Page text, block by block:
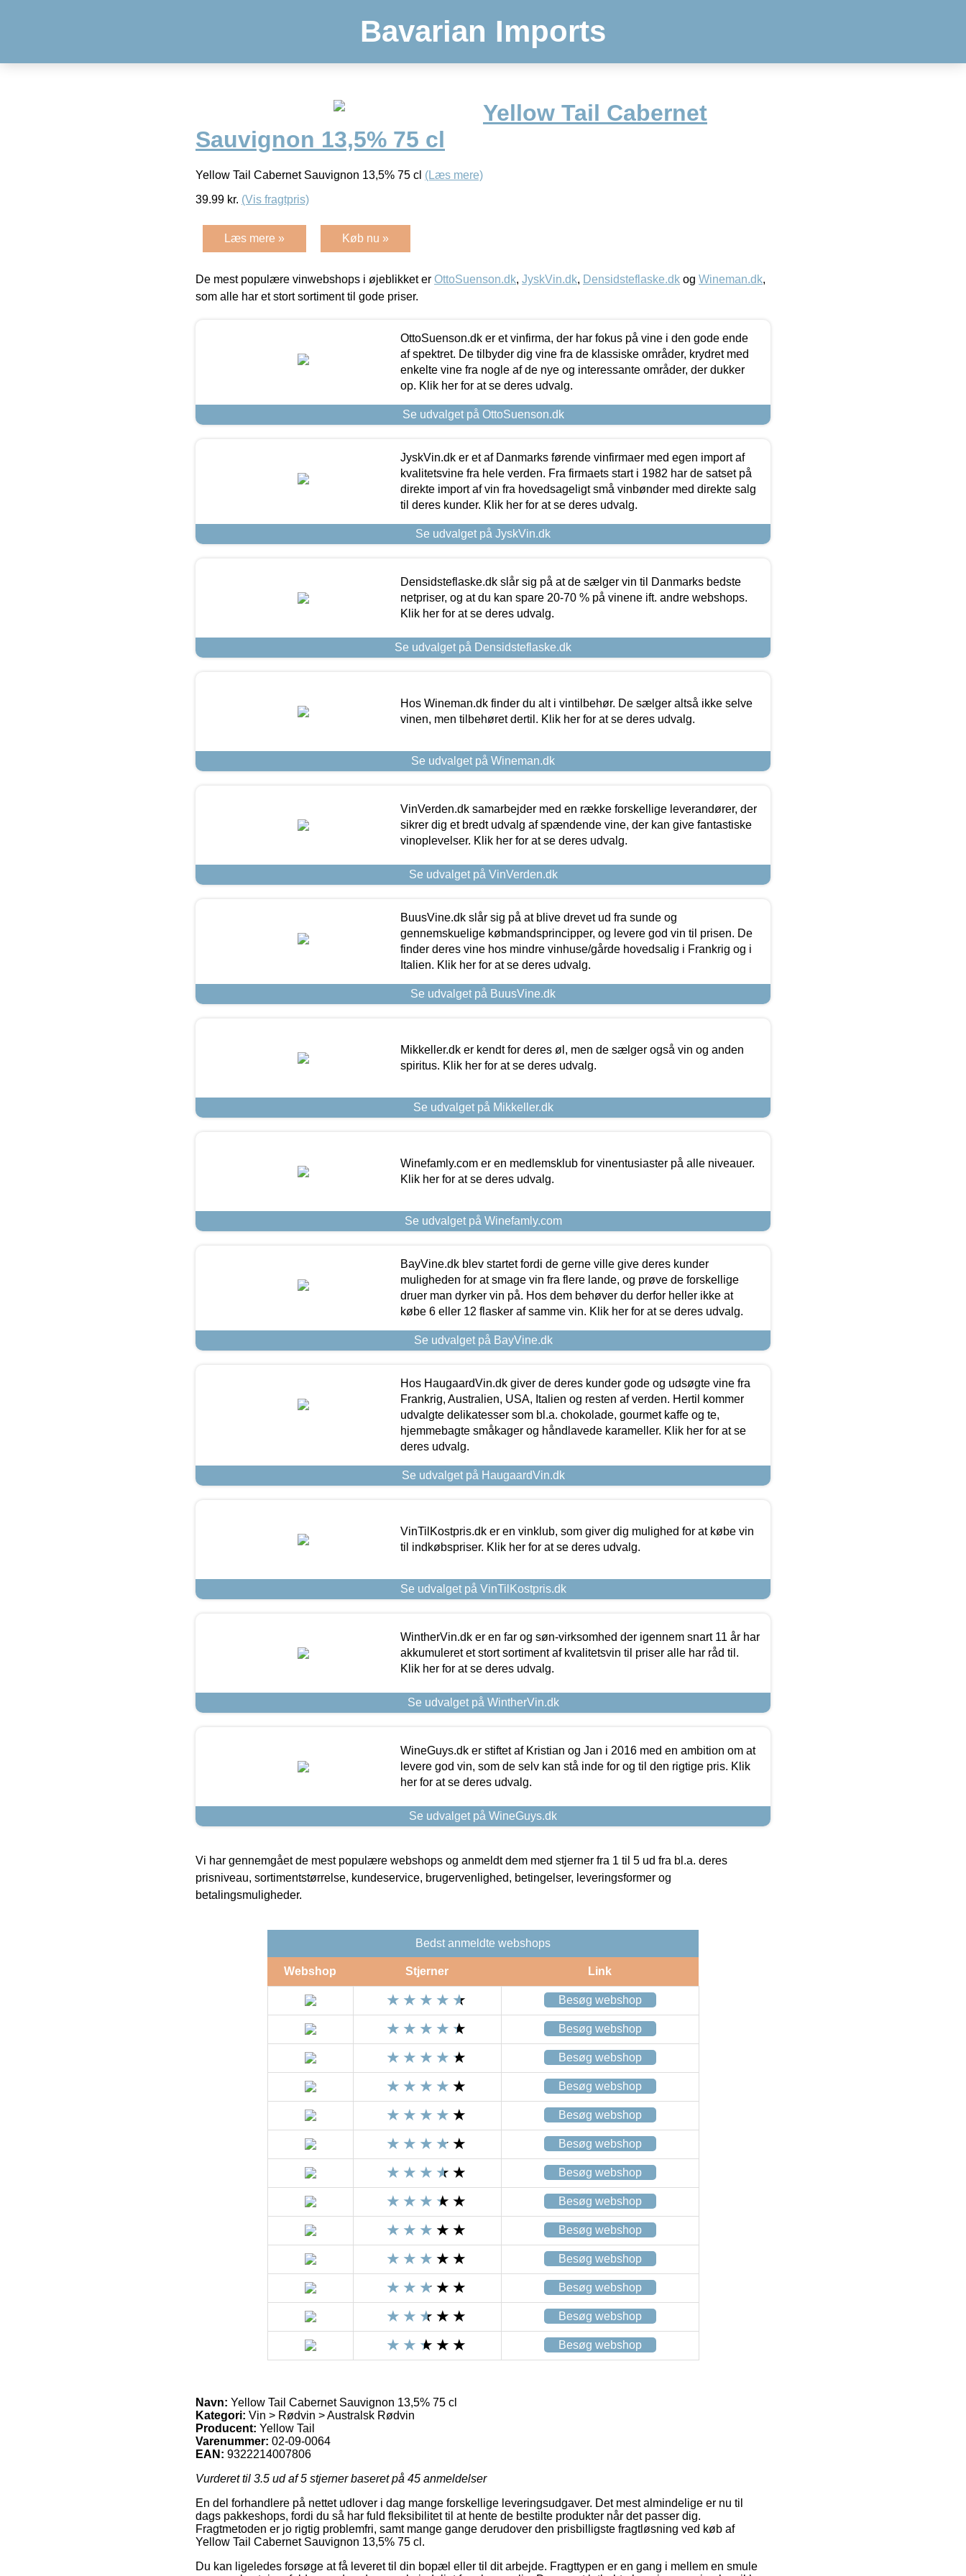
Bavarian Imports
Yellow Tail Cabernet
Sauvignon 13,5% 75 cl
Yellow Tail Cabernet Sauvignon 13,5% 75 cl (Læs mere)
39.99 kr. (Vis fragtpris)
Læs mere » Køb nu »
De mest populære vinwebshops i øjeblikket er OttoSuenson.dk, JyskVin.dk, Densidsteflaske.dk og Wineman.dk,
som alle har et stort sortiment til gode priser.
OttoSuenson.dk er et vinfirma, der har fokus på vine i den gode ende
af spektret. De tilbyder dig vine fra de klassiske områder, krydret med
enkelte vine fra nogle af de nye og interessante områder, der dukker
op. Klik her for at se deres udvalg.
Se udvalget på OttoSuenson.dk
JyskVin.dk er et af Danmarks førende vinfirmaer med egen import af
kvalitetsvine fra hele verden. Fra firmaets start i 1982 har de satset på
direkte import af vin fra hovedsageligt små vinbønder med direkte salg
til deres kunder. Klik her for at se deres udvalg.
Se udvalget på JyskVin.dk
Densidsteflaske.dk slår sig på at de sælger vin til Danmarks bedste
netpriser, og at du kan spare 20-70 % på vinene ift. andre webshops.
Klik her for at se deres udvalg.
Se udvalget på Densidsteflaske.dk
Hos Wineman.dk finder du alt i vintilbehør. De sælger altså ikke selve
vinen, men tilbehøret dertil. Klik her for at se deres udvalg.
Se udvalget på Wineman.dk
VinVerden.dk samarbejder med en række forskellige leverandører, der
sikrer dig et bredt udvalg af spændende vine, der kan give fantastiske
vinoplevelser. Klik her for at se deres udvalg.
Se udvalget på VinVerden.dk
BuusVine.dk slår sig på at blive drevet ud fra sunde og
gennemskuelige købmandsprincipper, og levere god vin til prisen. De
finder deres vine hos mindre vinhuse/gårde hovedsalig i Frankrig og i
Italien. Klik her for at se deres udvalg.
Se udvalget på BuusVine.dk
Mikkeller.dk er kendt for deres øl, men de sælger også vin og anden
spiritus. Klik her for at se deres udvalg.
Se udvalget på Mikkeller.dk
Winefamly.com er en medlemsklub for vinentusiaster på alle niveauer.
Klik her for at se deres udvalg.
Se udvalget på Winefamly.com
BayVine.dk blev startet fordi de gerne ville give deres kunder
muligheden for at smage vin fra flere lande, og prøve de forskellige
druer man dyrker vin på. Hos dem behøver du derfor heller ikke at
købe 6 eller 12 flasker af samme vin. Klik her for at se deres udvalg.
Se udvalget på BayVine.dk
Hos HaugaardVin.dk giver de deres kunder gode og udsøgte vine fra
Frankrig, Australien, USA, Italien og resten af verden. Hertil kommer
udvalgte delikatesser som bl.a. chokolade, gourmet kaffe og te,
hjemmebagte småkager og håndlavede karameller. Klik her for at se
deres udvalg.
Se udvalget på HaugaardVin.dk
VinTilKostpris.dk er en vinklub, som giver dig mulighed for at købe vin
til indkøbspriser. Klik her for at se deres udvalg.
Se udvalget på VinTilKostpris.dk
WintherVin.dk er en far og søn-virksomhed der igennem snart 11 år har
akkumuleret et stort sortiment af kvalitetsvin til priser alle har råd til.
Klik her for at se deres udvalg.
Se udvalget på WintherVin.dk
WineGuys.dk er stiftet af Kristian og Jan i 2016 med en ambition om at
levere god vin, som de selv kan stå inde for og til den rigtige pris. Klik
her for at se deres udvalg.
Se udvalget på WineGuys.dk
Vi har gennemgået de mest populære webshops og anmeldt dem med stjerner fra 1 til 5 ud fra bl.a. deres
prisniveau, sortimentstørrelse, kundeservice, brugervenlighed, betingelser, leveringsformer og
betalingsmuligheder.
Bedst anmeldte webshops
Webshop Stjerner Link
Besøg webshop
Besøg webshop
Besøg webshop
Besøg webshop
Besøg webshop
Besøg webshop
Besøg webshop
Besøg webshop
Besøg webshop
Besøg webshop
Besøg webshop
Besøg webshop
Besøg webshop
Navn: Yellow Tail Cabernet Sauvignon 13,5% 75 cl
Kategori: Vin > Rødvin > Australsk Rødvin
Producent: Yellow Tail
Varenummer: 02-09-0064
EAN: 9322214007806
Vurderet til 3.5 ud af 5 stjerner baseret på 45 anmeldelser
En del forhandlere på nettet udlover i dag mange forskellige leveringsudgaver. Det mest almindelige er nu til
dags pakkeshops, fordi du så har fuld fleksibilitet til at hente de bestilte produkter når det passer dig.
Fragtmetoden er jo rigtig problemfri, samt mange gange derudover den prisbilligste fragtløsning ved køb af
Yellow Tail Cabernet Sauvignon 13,5% 75 cl.
Du kan ligeledes forsøge at få leveret til din bopæl eller til dit arbejde. Fragttypen er en gang i mellem en smule